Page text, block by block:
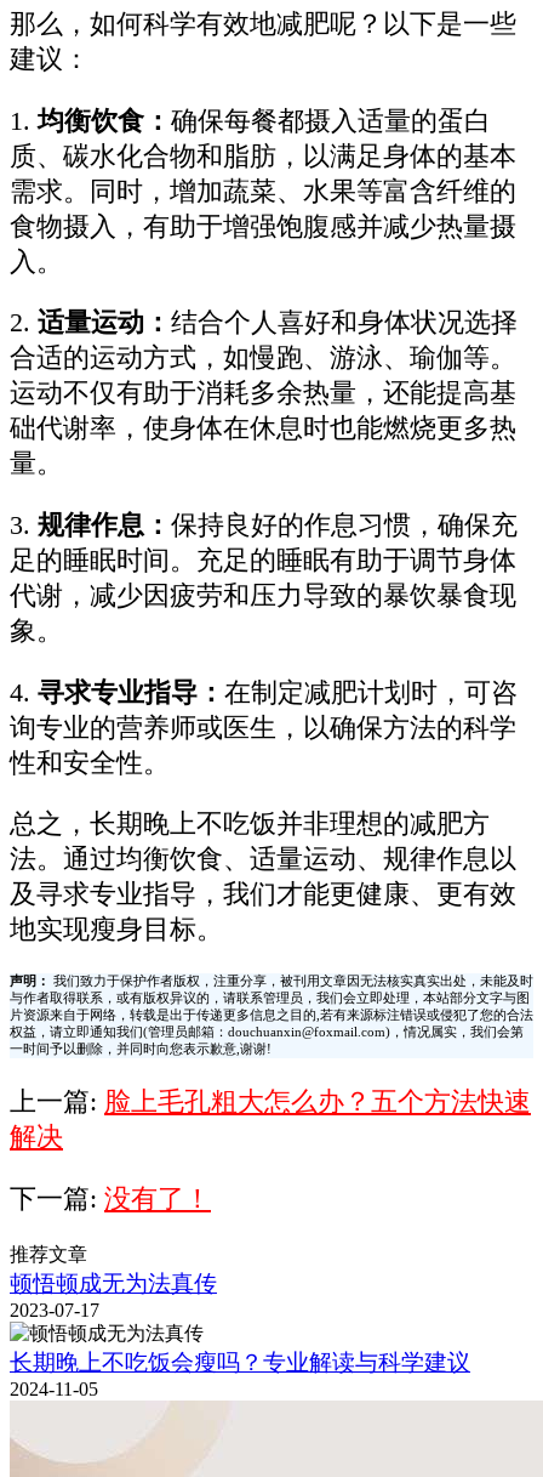
那么，如何科学有效地减肥呢？以下是一些
建议：
1.均衡饮食： 确保每餐都摄入适量的蛋白
质、碳水化合物和脂肪，以满足身体的基本
需求。同时，增加蔬菜、水果等富含纤维的
食物摄入，有助于增强饱腹感并减少热量摄
入。
2. 适量运动： 结合个人喜好和身体状况选择
合适的运动方式，如慢跑、游泳、瑜伽等。
运动不仅有助于消耗多余热量，还能提高基
础代谢率，使身体在休息时也能燃烧更多热
量。
3. 规律作息： 保持良好的作息习惯，确保充
足的睡眠时间。充足的睡眠有助于调节身体
代谢，减少因疲劳和压力导致的暴饮暴食现
象。
4. 寻求专业指导： 在制定减肥计划时，可咨
询专业的营养师或医生，以确保方法的科学
性和安全性。
总之，长期晚上不吃饭并非理想的减肥方
法。通过均衡饮食、适量运动、规律作息以
及寻求专业指导，我们才能更健康、更有效
地实现瘦身目标。
声明：
我们致力于保护作者版权，注重分享，被刊用文章因无法核实真实出处，未能及时
与作者取得联系，或有版权异议的，请联系管理员，我们会立即处理，本站部分文字与图
片资源来自于网络，转载是出于传递更多信息之目的,若有来源标注错误或侵犯了您的合法
权益，请立即通知我们(管理员邮箱：douchuanxin@foxmail.com)，情况属实，我们会第
一时间予以删除，并同时向您表示歉意,谢谢!
上一篇: 脸上毛孔粗大怎么办？五个方法快速
解决
下一篇: 没有了！
推荐文章
顿悟顿成无为法真传
2023-07-17
长期晚上不吃饭会瘦吗？专业解读与科学建议
2024-11-05